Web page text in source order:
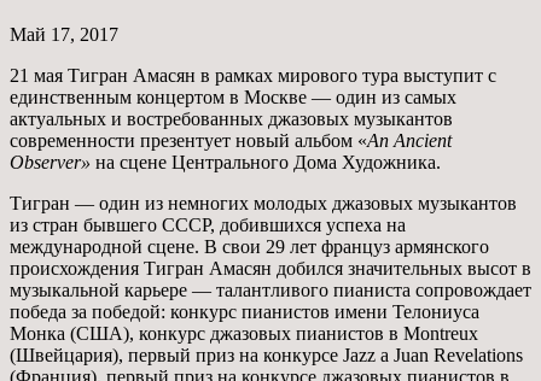
Май 17, 2017
21 мая Тигран Амасян в рамках мирового тура выступит с
единственным концертом в Москве — один из самых
актуальных и востребованных джазовых музыкантов
современности презентует новый альбом «An Ancient
Observer» на сцене Центрального Дома Художника.
Тигран — один из немногих молодых джазовых музыкантов
из стран бывшего СССР, добившихся успеха на
международной сцене. В свои 29 лет француз армянского
происхождения Тигран Амасян добился значительных высот в
музыкальной карьере — талантливого пианиста сопровождает
победа за победой: конкурс пианистов имени Телониуса
Монка (США), конкурс джазовых пианистов в Montreux
(Швейцария), первый приз на конкурсе Jazz a Juan Revelations
(Франция), первый приз на конкурсе джазовых пианистов в